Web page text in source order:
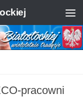
pracowni